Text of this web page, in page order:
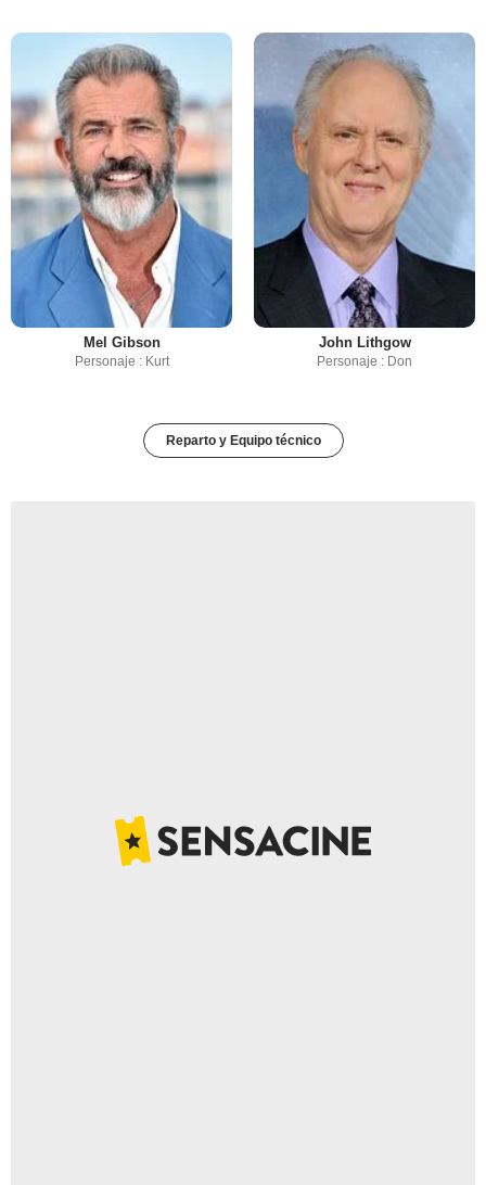
Mel Gibson
Personaje : Kurt
John Lithgow
Personaje : Don
Reparto y Equipo técnico